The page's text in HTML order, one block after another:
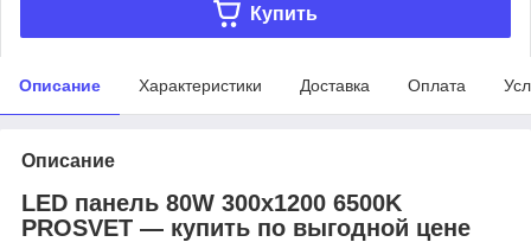
Купить
Описание Характеристики Доставка Оплата
Описание
LED панель 80W 300x1200 6500K
PROSVET — купить по выгодной цене